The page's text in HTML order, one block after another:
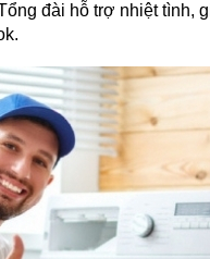
đài hỗ trợ nhiệt tình,